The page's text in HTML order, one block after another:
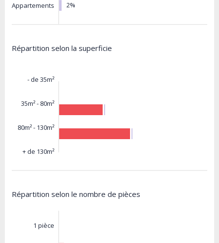
Appartements 2%
Répartition selon la superficie
- de 35m²
35m² - 80m²
80m² - 130m²
+ de 130m²
Répartition selon le nombre de pièces
1 pièce